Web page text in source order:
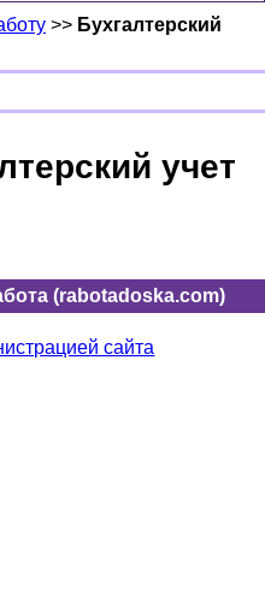
>> Бухгалтерский
учет
(rabotadoska.com)
сайта